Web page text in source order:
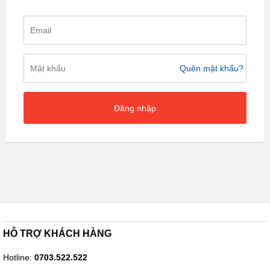
Quên mật khẩu?
Đăng nhập
HỖ TRỢ KHÁCH HÀNG
Hotline: 0703.522.522